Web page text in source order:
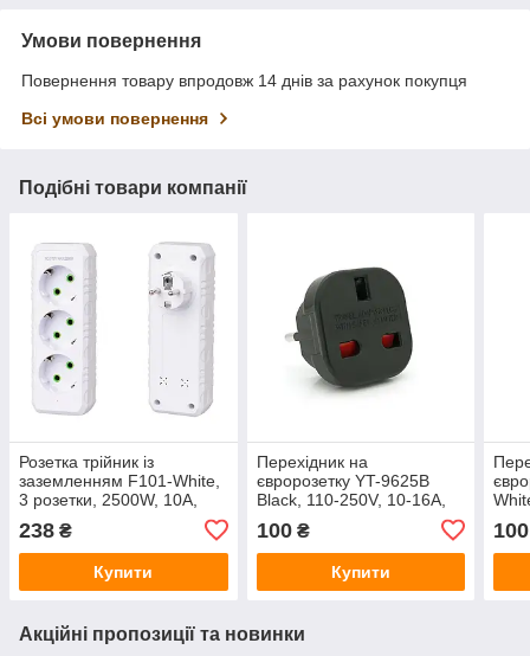
Умови повернення
Повернення товару впродовж 14 днів за рахунок покупця
Всі умови повернення
Подібні товари компанії
Розетка трійник із
заземленням F101-White,
3 розетки, 2500W, 10A,
238 ₴
Купити
Перехідник на
євророзетку YT-9625B
Black, 110-250V, 10-16A,
100₴
Купити
100
Акційні пропозиції та новинки